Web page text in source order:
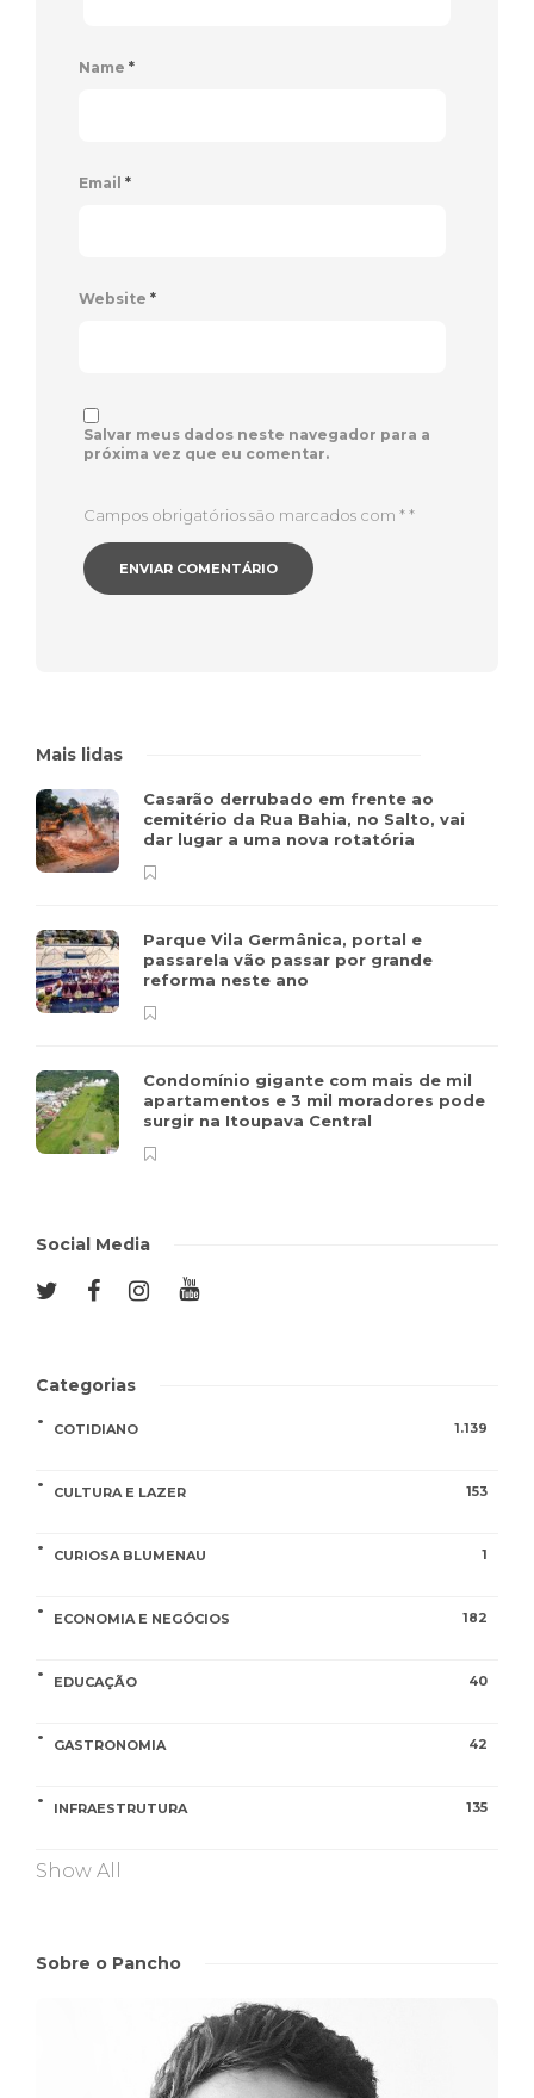
Name *
Email *
Website *
Salvar meus dados neste navegador para a
próxima vez que eu comentar.
Campos obrigatórios são marcados com **
Mais lidas
Casarão derrubado em frente ao
cemitério da Rua Bahia, no Salto, vai
dar lugar a uma nova rotatória
Parque Vila Germânica, portal e
passarela vão passar por grande
reforma neste ano
Condomínio gigante com mais de mil
apartamentos e 3 mil moradores pode
surgir na Itoupava Central
Social Media
Categorias
COTIDIANO 1.139
CULTURA E LAZER 153
CURIOSA BLUMENAU 1
ECONOMIA E NEGÓCIOS 182
EDUCAÇÃO 40
GASTRONOMIA 42
INFRAESTRUTURA 135
Show All
Sobre o Pancho